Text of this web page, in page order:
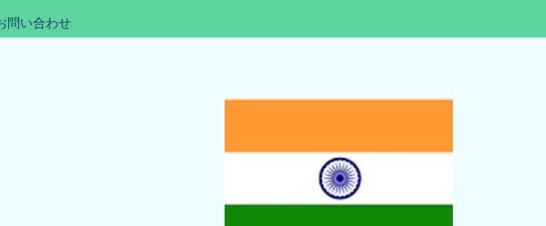
問い合わせ